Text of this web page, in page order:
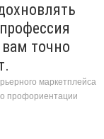
точно
маркетплейса
профориентации